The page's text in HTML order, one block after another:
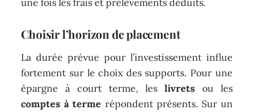
une fois les frais et prélèvements déduits.
Choisir l’horizon de placement
La durée prévue pour l’investissement influe
fortement sur le choix des supports. Pour une
épargne à court terme, les livretsou les
comptes à terme répondent présents. Sur un